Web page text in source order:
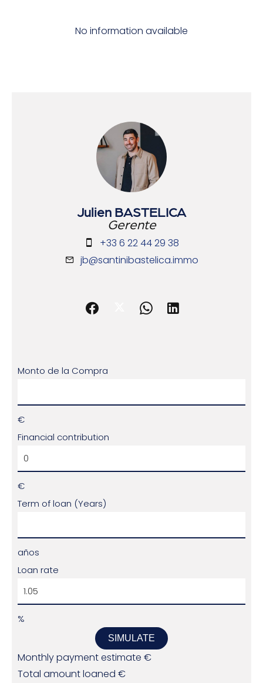
No information available
Julien BASTELICA
Gerente
+33 6 22 44 29 38
jb@santinibastelica.immo
Monto de la Compra
€
Financial contribution
€
Term of loan (Years)
años
Loan rate
%
SIMULATE
Monthly payment estimate €
Total amount loaned €